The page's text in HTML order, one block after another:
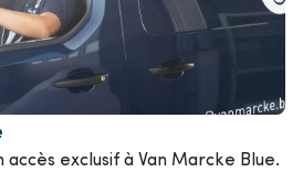
accès exclusif à Van Marcke Blue.